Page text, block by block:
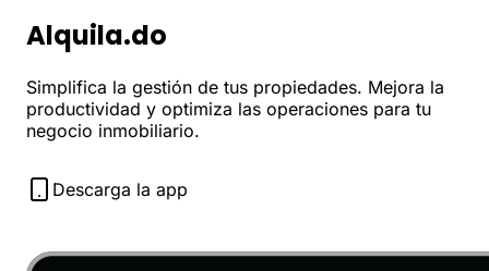
Alquila.do
Simplifica la gestión de tus propiedades. Mejora la
productividad y optimiza las operaciones para tu
negocio inmobiliario.
Descarga la app